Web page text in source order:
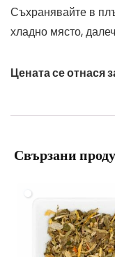
Съхранявайте в
хладно място,
Цената се отнася
Свързани